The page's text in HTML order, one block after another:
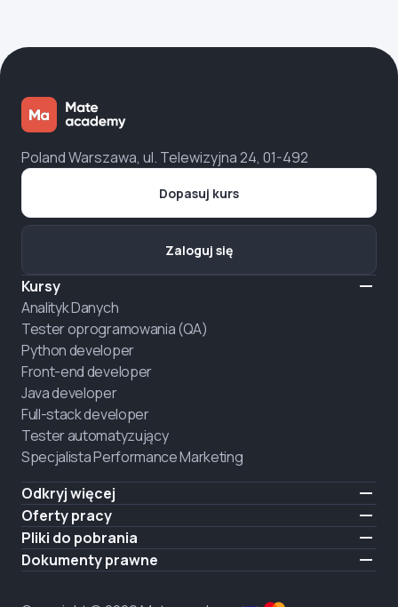
Poland Warszawa, ul. Telewizyjna 24, 01-492
Kursy
Analityk Danych
Tester oprogramowania (QA)
Python developer
Front-end developer
Java developer
Full-stack developer
Tester automatyzujący
Specjalista Performance Marketing
Odkryj więcej
Formaty nauczania
O nas
Ogłoszenie
Oferty pracy
Zatrudnij absolwenta
Pliki do pobrania
iOS
Dokumenty prawne
Polityka prywatności
Dopasuj kurs
Zaloguj się